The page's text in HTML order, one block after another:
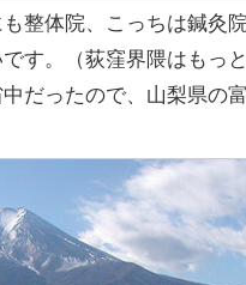
整体院、こっちは鍼灸
す。（荻窪界隈はもっ
だったので、山梨県の